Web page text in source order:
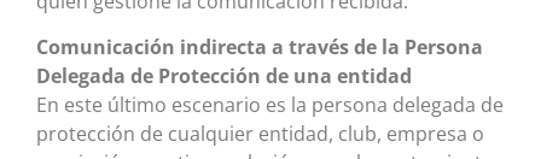
Comunicación indirecta a través de la Persona
Delegada de Protección de una entidad
En este último escenario es la persona delegada de
protección de cualquier entidad, club, empresa o